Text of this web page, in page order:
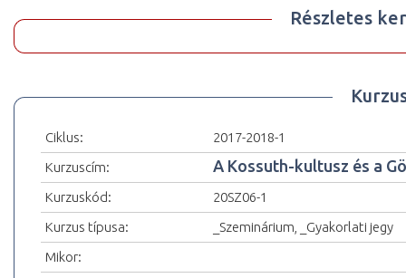
Részletes
Ciklus:
2017-2018-1
Kurzuscím:
A Kossuth-kultusz és a
Kurzuskód:
20SZ06-1
Kurzus típusa:
_Szeminárium, _Gyakorlati jegy
Mikor: